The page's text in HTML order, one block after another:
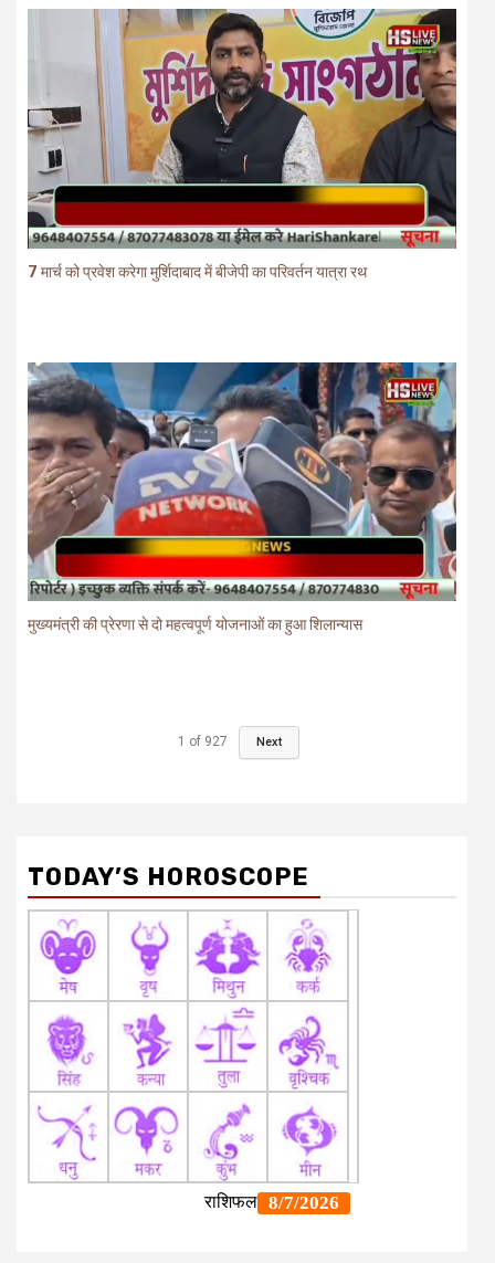
7 मार्च को प्रवेश करेगा मुर्शिदाबाद में बीजेपी का परिवर्तन यात्रा रथ
मुख्यमंत्री की प्रेरणा से दो महत्वपूर्ण योजनाओं का हुआ शिलान्यास
1 of 927 Next
TODAY’S HOROSCOPE